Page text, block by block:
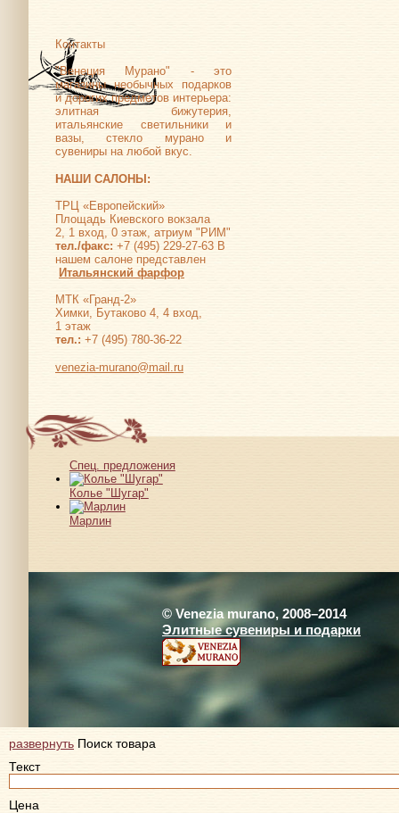
Контакты
"Венеция Мурано" - это
магазины необычных подарков
и дорогих предметов интерьера:
элитная бижутерия,
итальянские светильники и
вазы, стекло мурано и
сувениры на любой вкус.
НАШИ САЛОНЫ:
ТРЦ «Европейский»
Площадь Киевского вокзала
2, 1 вход, 0 этаж, атриум "РИМ"
тел./факс: +7 (495) 229-27-63 В
нашем салоне представлен
Итальянский фарфор
МТК «Гранд-2»
Химки, Бутаково 4, 4 вход,
1 этаж
тел.: +7 (495) 780-36-22
venezia-murano@mail.ru
Спец. предложения
Колье "Шугар"
Марлин
© Venezia murano, 2008–2014
Элитные сувениры и подарки
развернуть Поиск товара
Текст
Цена